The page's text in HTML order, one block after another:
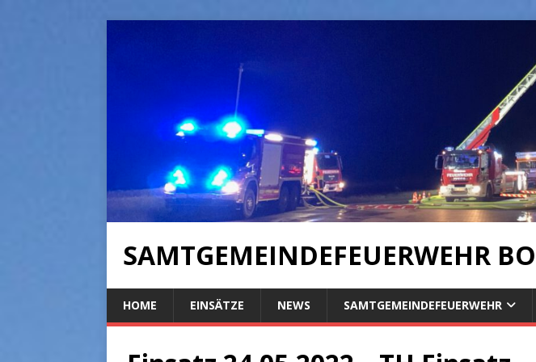
SAMTGEMEINDEFEUERWEHR
HOME EINSÄTZE NEWS SAMTGEMEINDEFEUERWEHR